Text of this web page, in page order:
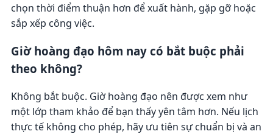
chọn thời điểm thuận hơn để xuất hành, gặp gỡ hoặc
sắp xếp công việc.
Giờ hoàng đạo hôm nay có bắt buộc phải
theo không?
Không bắt buộc. Giờ hoàng đạo nên được xem như
một lớp tham khảo để bạn thấy yên tâm hơn. Nếu lịch
thực tế không cho phép, hãy ưu tiên sự chuẩn bị và an